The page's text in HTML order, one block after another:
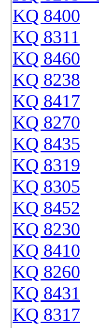
KQ 8400
KQ 8311
KQ 8460
KQ 8238
KQ 8417
KQ 8270
KQ 8435
KQ 8319
KQ 8305
KQ 8452
KQ 8230
KQ 8410
KQ 8260
KQ 8431
KQ 8317